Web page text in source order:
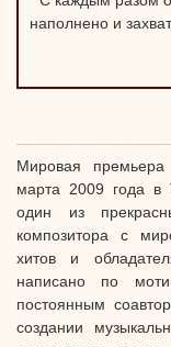
наполнено и
Мировая премьера
марта 2009 года в
один из
композитора с
хитов и
написано по
постоянным
создании